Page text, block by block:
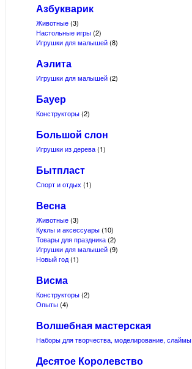
Азбукварик
Животные(3)
Настольные игры(2)
Игрушки для малышей(8)
Аэлита
Игрушки для малышей(2)
Бауер
Конструкторы(2)
Большой слон
Игрушки из дерева(1)
Бытпласт
Спорт и отдых (1)
Весна
Животные(3)
Куклы и аксессуары(10)
Товары для праздника(2)
Игрушки для малышей(9)
Новый год(1)
Висма
Конструкторы(2)
Опыты(4)
Волшебная мастерская
Наборы для творчества, моделирование, слаймы
Десятое Королевство